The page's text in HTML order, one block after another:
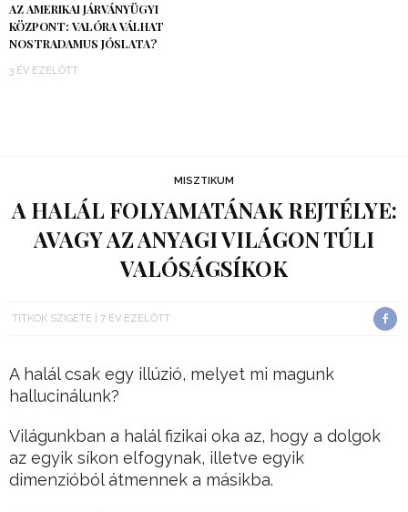
AZ AMERIKAI JÁRVÁNYÜGYI
KÖZPONT: VALÓRA VÁLHAT
NOSTRADAMUS JÓSLATA?
3 ÉV EZELŐTT
MISZTIKUM
A HALÁL FOLYAMATÁNAK REJTÉLYE:
AVAGY AZ ANYAGI VILÁGON TÚLI
VALÓSÁGSÍKOK
TITKOK SZIGETE 7 ÉV EZELŐTT
A halál csak egy illúzió, melyet mi magunk
hallucinálunk?
Világunkban a halál fizikai oka az, hogy a dolgok
az egyik síkon elfogynak, illetve egyik
dimenzióból átmennek a másikba.